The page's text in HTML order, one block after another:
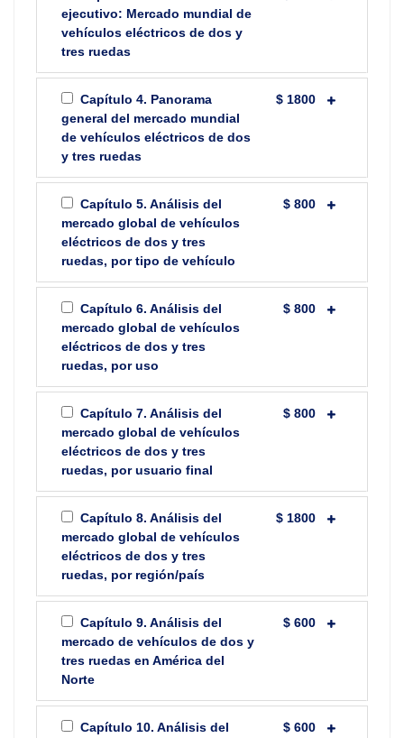
ejecutivo: Mercado mundial de
vehículos eléctricos de dos y
tres ruedas
Capítulo 4. Panorama
general del mercado mundial
de vehículos eléctricos de dos
y tres ruedas
$ 1800
Capítulo 5. Análisis del
mercado global de vehículos
eléctricos de dos y tres
ruedas, por tipo de vehículo
$ 800
Capítulo 6. Análisis del
mercado global de vehículos
eléctricos de dos y tres
ruedas, por uso
$ 800
Capítulo 7. Análisis del
mercado global de vehículos
eléctricos de dos y tres
ruedas, por usuario final
$ 800
Capítulo 8. Análisis del
mercado global de vehículos
eléctricos de dos y tres
ruedas, por región/país
$ 1800
Capítulo 9. Análisis del
mercado de vehículos de dos y
tres ruedas en América del
Norte
$ 600
Capítulo 10. Análisis del
$ 600